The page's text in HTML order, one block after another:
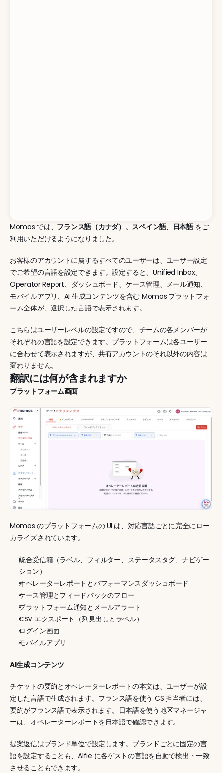
Momos では、 フランス語（カナダ）、スペイン語、日本語 をご
利用いただけるようになりました。
お客様のアカウントに属するすべてのユーザーは、ユーザー設定
でご希望の言語を設定できます。設定すると、Unified Inbox、
Operator Report、ダッシュボード、ケース管理、メール通知、
モバイルアプリ、AI 生成コンテンツを含む Momos プラットフォ
ーム全体が、選択した言語で表示されます。
こちらはユーザーレベルの設定ですので、チームの各メンバーが
それぞれの言語を設定できます。プラットフォームは各ユーザー
に合わせて表示されますが、共有アカウントのそれ以外の内容は
変わりません。
翻訳には何が含まれますか
プラットフォーム画面
Momos のプラットフォームの UI は、対応言語ごとに完全にロー
カライズされています。
統合受信箱（ラベル、フィルター、ステータスタグ、ナビゲー
ション）
オペレーターレポートとパフォーマンスダッシュボード
ケース管理とフィードバックのフロー
プラットフォーム通知とメールアラート
CSV エクスポート（列見出しとラベル）
ログイン画面
モバイルアプリ
AI生成コンテンツ
チケットの要約とオペレーターレポートの本文は、ユーザーが設
定した言語で生成されます。フランス語を使う CS 担当者には、
要約がフランス語で表示されます。日本語を使う地区マネージャ
ーは、オペレーターレポートを日本語で確認できます。
提案返信はブランド単位で設定します。ブランドごとに固定の言
語を設定することも、Alfie に各ゲストの言語を自動で検出・一致
させることもできます。